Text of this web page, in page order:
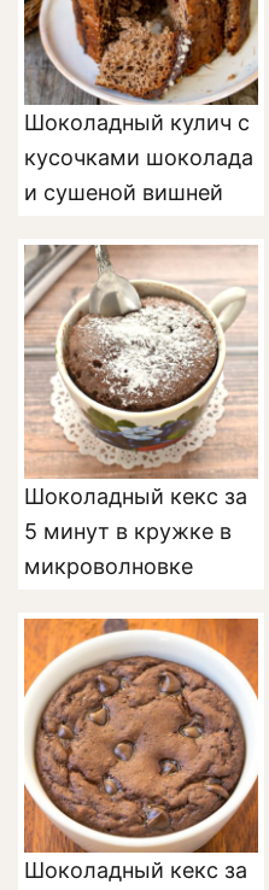
Шоколадный кулич с
кусочками шоколада
и сушеной вишней
Шоколадный кекс за
5 минут в кружке в
микроволновке
Шоколадный кекс за